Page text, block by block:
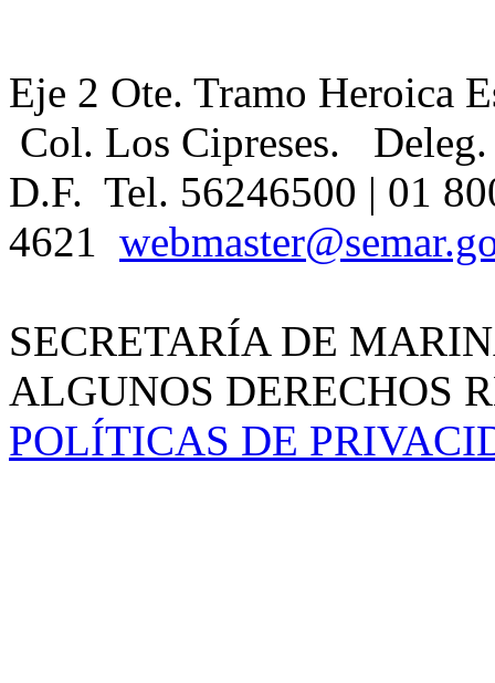
Eje 2 Ote. Tramo Heroica
Col. Los Cipreses.
D.F. Tel. 56246500 | 01
4621
SECRETARÍA DE
ALGUNOS DERECHOS
POLÍTICAS DE